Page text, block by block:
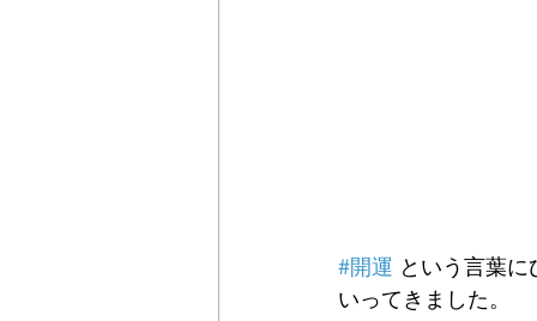
#開運 という言葉に
いってきました。